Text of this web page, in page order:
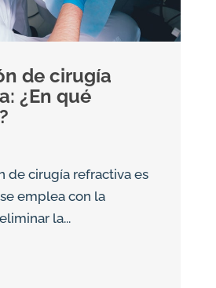
de cirugía
¿En qué
de cirugía refractiva es
emplea con la
la...